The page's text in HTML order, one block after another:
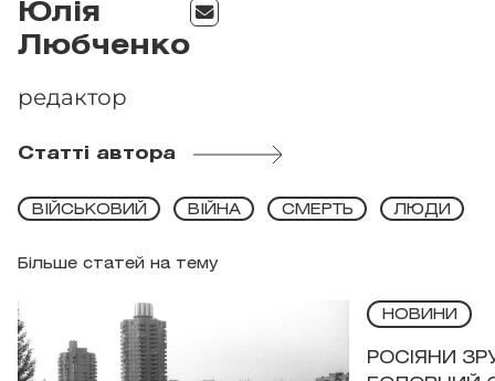
Юлія
Любченко
редактор
Статті автора
Більше статей на тему
ВІЙСЬКОВИЙ ВІЙНА СМЕРТЬ ЛЮДИ
НОВИНИ
РОСІЯНИ